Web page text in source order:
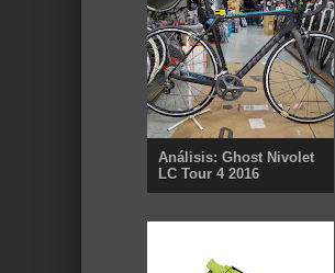
Análisis: Ghost Nivolet
LC Tour 4 2016